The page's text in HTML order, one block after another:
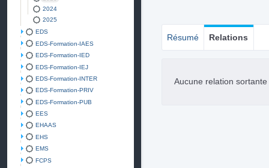
2024
2025
EDS
EDS-Formation-IAES
EDS-Formation-IED
EDS-Formation-IEJ
EDS-Formation-INTER
EDS-Formation-PRIV
EDS-Formation-PUB
EES
EHAAS
EHS
EMS
FCPS
Résumé Relations
Aucune relation